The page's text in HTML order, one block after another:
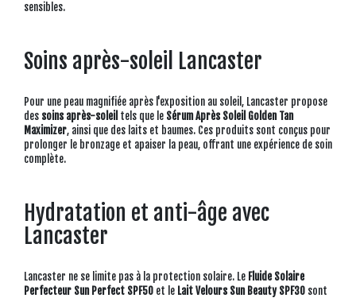
sensibles.
Soins après-soleil Lancaster
Pour une peau magnifiée après l'exposition au soleil, Lancaster propose
des soins après-soleil tels que le Sérum Après Soleil Golden Tan
Maximizer, ainsi que des laits et baumes. Ces produits sont conçus pour
prolonger le bronzage et apaiser la peau, offrant une expérience de soin
complète.
Hydratation et anti-âge avec
Lancaster
Lancaster ne se limite pas à la protection solaire. Le Fluide Solaire
Perfecteur Sun Perfect SPF50 et le Lait Velours Sun Beauty SPF30 sont